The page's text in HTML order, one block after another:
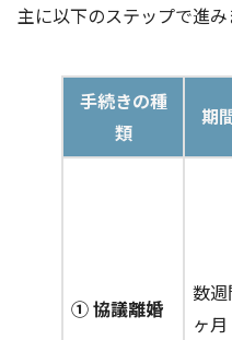
主に以下のステップで進み
手続きの種
類
期
① 協議離婚
数
ヶ月